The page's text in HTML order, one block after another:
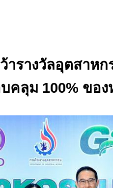
ว้ารางวัลอุตสาห
คลุม 100% ของ